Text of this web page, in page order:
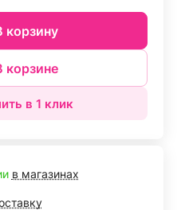
корзину
корзине
в 1 клик
в магазинах